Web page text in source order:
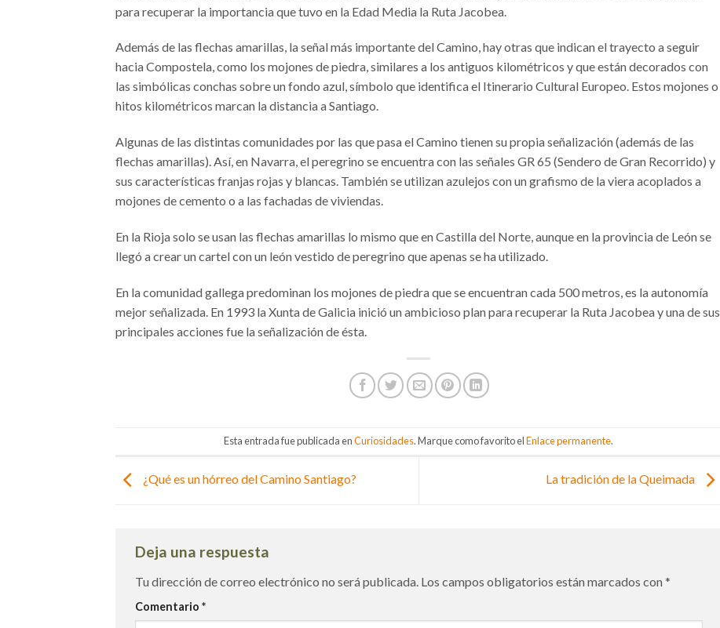
para recuperar la importancia que tuvo en la Edad Media la Ruta Jacobea.
Además de las flechas amarillas, la señal más importante del Camino, hay otras que indican el trayecto a seguir
hacia Compostela, como los mojones de piedra, similares a los antiguos kilométricos y que están decorados con
las simbólicas conchas sobre un fondo azul, símbolo que identifica el Itinerario Cultural Europeo. Estos mojones o
hitos kilométricos marcan la distancia a Santiago.
Algunas de las distintas comunidades por las que pasa el Camino tienen su propia señalización (además de las
flechas amarillas). Así, en Navarra, el peregrino se encuentra con las señales GR 65 (Sendero de Gran Recorrido) y
sus características franjas rojas y blancas. También se utilizan azulejos con un grafismo de la viera acoplados a
mojones de cemento o a las fachadas de viviendas.
En la Rioja solo se usan las flechas amarillas lo mismo que en Castilla del Norte, aunque en la provincia de León se
llegó a crear un cartel con un león vestido de peregrino que apenas se ha utilizado.
En la comunidad gallega predominan los mojones de piedra que se encuentran cada 500 metros, es la autonomía
mejor señalizada. En 1993 la Xunta de Galicia inició un ambicioso plan para recuperar la Ruta Jacobea y una de sus
principales acciones fue la señalización de ésta.
Esta entrada fue publicada enCuriosidades. Marque como favorito elEnlace permanente.
¿Qué es un hórreo del Camino Santiago? La tradición de la Queimada
Deja una respuesta
Tu dirección de correo electrónico no será publicada. Los campos obligatorios están marcados con *
Comentario *